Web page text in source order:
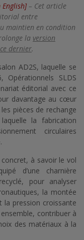
English] – Cet article
entre
maintien en condition
la version
dernier.
AD2S, laquelle se
SLDS
éditorial avec ce
davantage au cœur
pièces de rechange
la fabrication
circulaires
à savoir le vol
d’une charnière
pour analyser
la montée
la pression croissante
contribuer à
des matériaux à la